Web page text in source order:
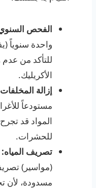
الفحص
واحدة سنوياً
للتأكد من
الأكريليك.
إزالة
مستودعاً
المواد قد
للحشرات.
تصريف المياه:
(مواسير)
مسدودة، لأن